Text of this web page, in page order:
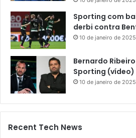
Sporting com
derbi contra
10 de janeiro de 2025
Bernardo
Sporting (vídeo)
10 de janeiro de 2025
Recent Tech News